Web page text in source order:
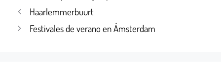
Haarlemmerbuurt
Festivales de verano en Ámsterdam